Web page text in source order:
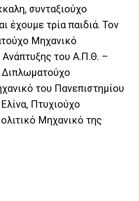
συνταξιούχο
έχουμε τρία παιδιά. Τον
Μηχανικό
του Α.Π.Θ. –
Διπλωματούχο
του Πανεπιστημίου
Πτυχιούχο
Μηχανικό της